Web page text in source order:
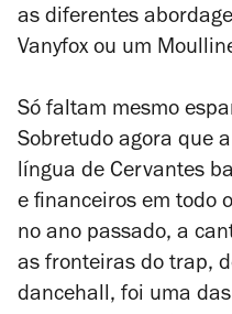
as diferentes
Vanyfox ou um
Só faltam mesmo
Sobretudo agora que
língua de Cervantes
e financeiros em todo
no ano passado, a
as fronteiras do trap,
dancehall, foi uma